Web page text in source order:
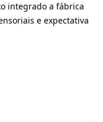
integrado a fábrica
e expectativa